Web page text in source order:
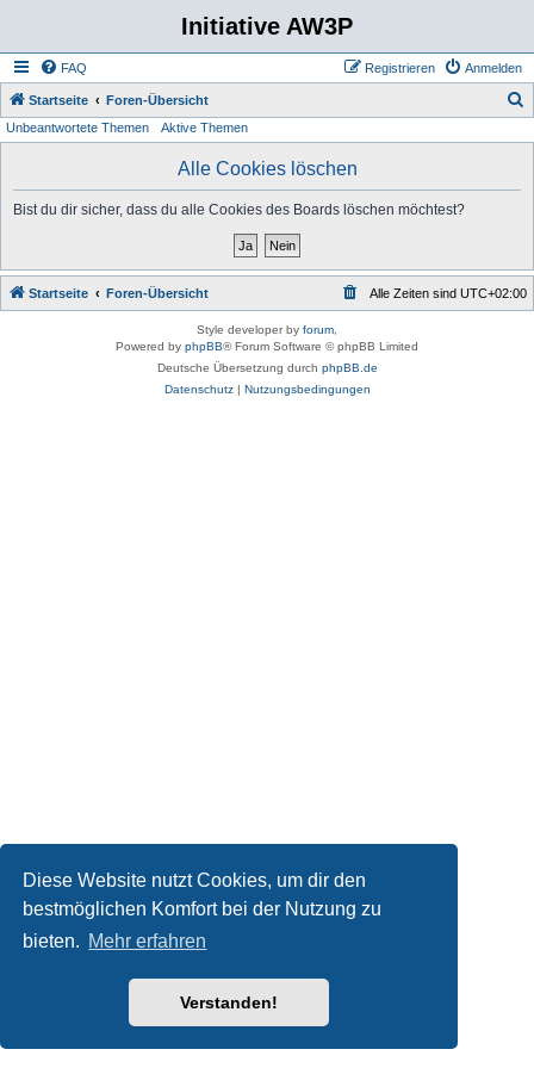
Diese Website nutzt Cookies, um dir den
bestmöglichen Komfort bei der Nutzung zu
bieten. Mehr erfahren
Verstanden!
Initiative AW3P
FAQ Anmelden
Registrieren
Startseite Foren-Übersicht
Unbeantwortete Themen Aktive Themen
Alle Cookies löschen
Bist du dir sicher, dass du alle Cookies des Boards löschen möchtest?
Startseite Foren-Übersicht Alle Zeiten sind UTC+02:00
Style developer by forum
Powered by phpBB® Forum Software © phpBB Limited
Deutsche Übersetzung durch phpBB.de
Datenschutz| Nutzungsbedingungen